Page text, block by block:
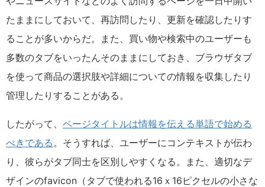
たままにしておいて、再訪問したり、更新を確認したりす
ることが多いからだ。また、買い物や検索中のユーザーも
多数のタブをいったんそのままにしておき、ブラウザタブ
を使って商品の選択肢や詳細についての情報を収集したり
管理したりすることがある。
したがって、 ページタイトルは情報を伝える単語で始める
べきである 。そうすれば、ユーザーにコンテキストが伝わ
り、彼らがタブ同士を区別しやすくなる。また、適切なデ
ザインのfavicon （タブで使われる16 ｘ 16 ピクセルの小さな